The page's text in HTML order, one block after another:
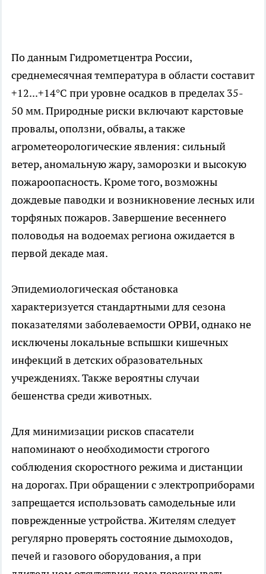
По данным Гидрометцентра России,
среднемесячная температура в области составит
+12...+14°C при уровне осадков в пределах 35-
50 мм. Природные риски включают карстовые
провалы, оползни, обвалы, а также
агрометеорологические явления: сильный
ветер, аномальную жару, заморозки и высокую
пожароопасность. Кроме того, возможны
дождевые паводки и возникновение лесных или
торфяных пожаров. Завершение весеннего
половодья на водоемах региона ожидается в
первой декаде мая.
Эпидемиологическая обстановка
характеризуется стандартными для сезона
показателями заболеваемости ОРВИ, однако не
исключены локальные вспышки кишечных
инфекций в детских образовательных
учреждениях. Также вероятны случаи
бешенства среди животных.
Для минимизации рисков спасатели
напоминают о необходимости строгого
соблюдения скоростного режима и дистанции
на дорогах. При обращении с электроприборами
запрещается использовать самодельные или
поврежденные устройства. Жителям следует
регулярно проверять состояние дымоходов,
печей и газового оборудования, а при